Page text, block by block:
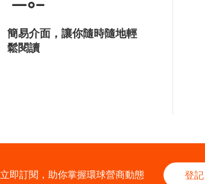
簡易介面，讓你隨時隨地輕
鬆閱讀
立即訂閱，助你掌握環球營商動態 登記